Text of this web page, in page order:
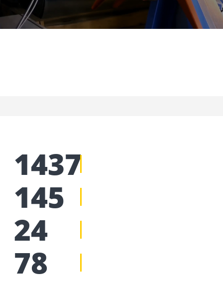
1437
145
24
78